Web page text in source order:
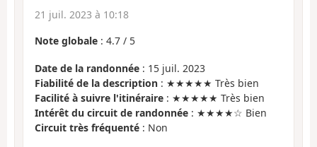
21 juil. 2023 à 10:18
Note globale : 4.7 / 5
Date de la randonnée : 15 juil. 2023
Fiabilité de la description : ★★★★★ Très bien
Facilité à suivre l'itinéraire : ★★★★★ Très bien
Intérêt du circuit de randonnée : ★★★★☆ Bien
Circuit très fréquenté : Non